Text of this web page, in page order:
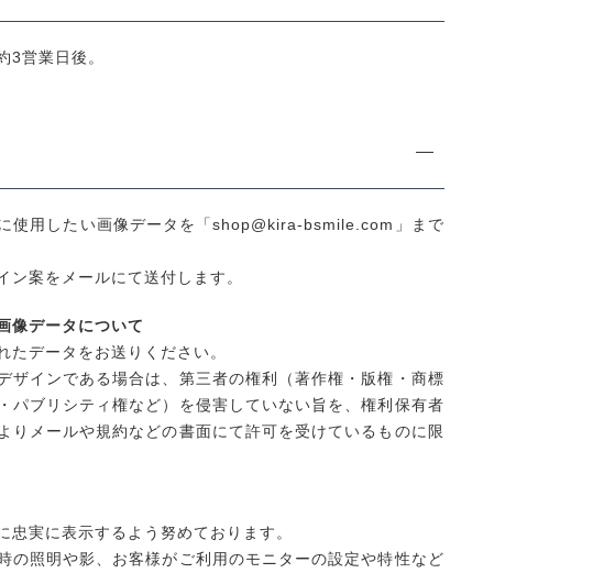
3営業日後。
使用したい画像データを「shop@kira-bsmile.com」まで
ン案をメールにて送付します。
像データについて
たデータをお送りください。
ザインである場合は、第三者の権利（著作権・版権・商標
パブリシティ権など）を侵害していない旨を、権利保有者
りメールや規約などの書面にて許可を受けているものに限
忠実に表示するよう努めております。
の照明や影、お客様がご利用のモニターの設定や特性など